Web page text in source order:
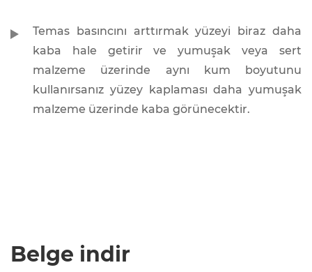
Temas basıncını arttırmak yüzeyi biraz daha
kaba hale getirir ve yumuşak veya sert
malzeme üzerinde aynı kum boyutunu
kullanırsanız yüzey kaplaması daha yumuşak
malzeme üzerinde kaba görünecektir.
Belge indir